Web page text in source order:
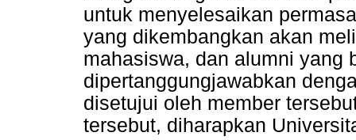
untuk menyelesaikan
yang dikembangkan akan
mahasiswa, dan alumni yang
dipertanggungjawabkan
disetujui oleh member
tersebut, diharapkan